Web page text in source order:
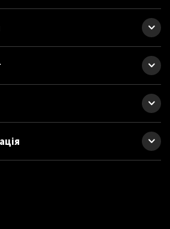
протектором. Рукоять имеет